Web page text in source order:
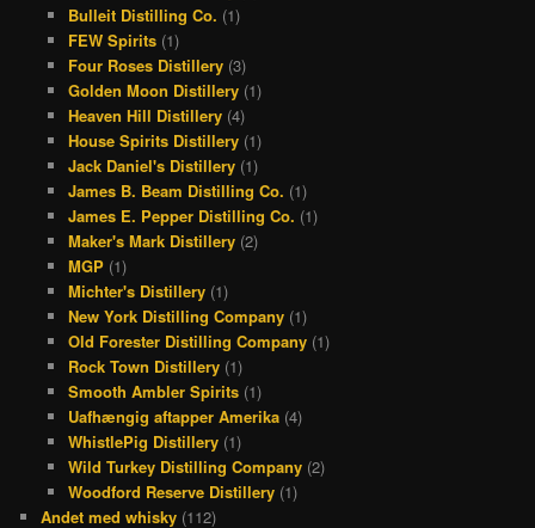
k
a
m
t
Bulleit Distilling Co. (1)
FEW Spirits(1)
Four Roses Distillery(3)
Golden Moon Distillery(1)
Heaven Hill Distillery(4)
House Spirits Distillery(1)
Jack Daniel's Distillery(1)
James B. Beam Distilling Co. (1)
James E. Pepper Distilling Co. (1)
Maker's Mark Distillery(2)
MGP(1)
Michter's Distillery(1)
New York Distilling Company(1)
Old Forester Distilling Company(1)
Rock Town Distillery(1)
Smooth Ambler Spirits(1)
Uafhængig aftapper Amerika(4)
WhistlePig Distillery(1)
Wild Turkey Distilling Company(2)
Woodford Reserve Distillery(1)
Andet med whisky (112)